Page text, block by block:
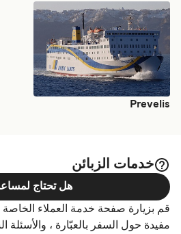
Prevelis
خدمات الزبائن
قم بزيارة صفحة خدمة العملاء الخاصة
مفيدة حول السفر بالعبّارة ، والأسئلة
هل تحتاج